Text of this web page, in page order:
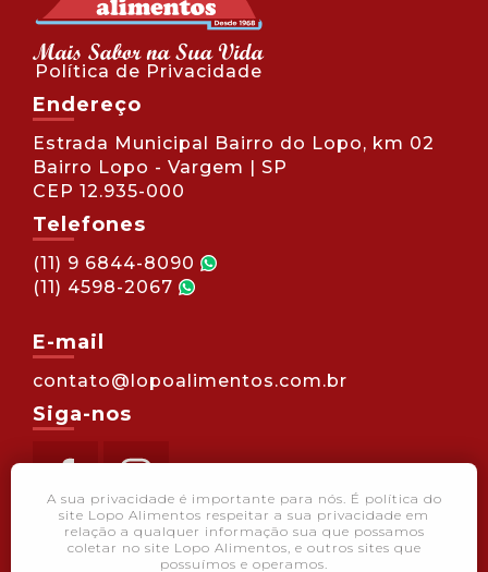
Política de Privacidade
Endereço
Estrada Municipal Bairro do Lopo, km 02
Bairro Lopo - Vargem | SP
CEP 12.935-000
Telefones
(11) 9 6844-8090
(11) 4598-2067
E-mail
contato@lopoalimentos.com.br
Siga-nos
A sua privacidade é importante para nós. É política do
site Lopo Alimentos respeitar a sua privacidade em
relação a qualquer informação sua que possamos
coletar no site Lopo Alimentos, e outros sites que
possuímos e operamos.